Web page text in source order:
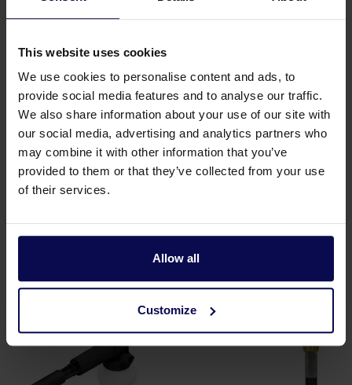
This website uses cookies
We use cookies to personalise content and ads, to
provide social media features and to analyse our traffic.
We also share information about your use of our site with
our social media, advertising and analytics partners who
may combine it with other information that you’ve
provided to them or that they’ve collected from your use
of their services.
Allow all
Customize
Toerental
Type
Verkoopeenheid
st
Vermogen
5,8kW
Voeding
Elektrisch (draad)
Geschikte accessoires